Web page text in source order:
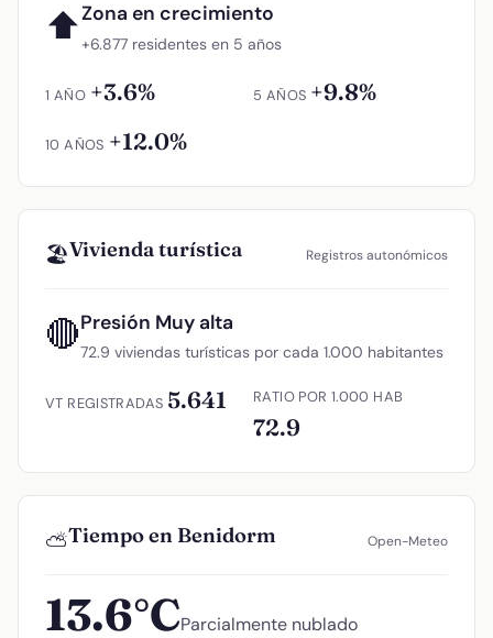
⬆Zona en crecimiento
+6.877 residentes en 5 años
1 AÑO +3.6% 5 AÑOS +9.8%
10 AÑOS +12.0%
🏖️Vivienda turística Registros autonómicos
🔴Presión Muy alta
72.9 viviendas turísticas por cada 1.000 habitantes
VT REGISTRADAS 5.641 RATIO POR 1.000 HAB
72.9
⛅Tiempo en Benidorm Open-Meteo
13.6°CParcialmente nublado